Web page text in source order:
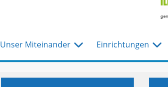
Unser Miteinander Einrichtungen